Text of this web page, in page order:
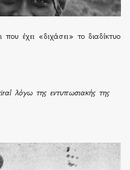
έχει «διχάσει» το διαδίκτυο
λόγω της εντυπωσιακής της